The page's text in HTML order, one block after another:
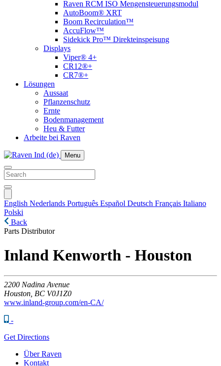
Raven RCM ISO Mengensteuerungsmodul
AutoBoom® XRT
Boom Recirculation™
AccuFlow™
Sidekick Pro™ Direkteinspeisung
Displays
Viper® 4+
CR12®+
CR7®+
Lösungen
Aussaat
Pflanzenschutz
Ernte
Bodenmanagement
Heu & Futter
Arbeite bei Raven
Menu
English Nederlands Português Español Deutsch Français Italiano
Polski
Back
Parts Distributor
Inland Kenworth - Houston
2200 Nadina Avenue
Houston, BC V0J1Z0
www.inland-group.com/en-CA/
-
Get Directions
Über Raven
Kontakt